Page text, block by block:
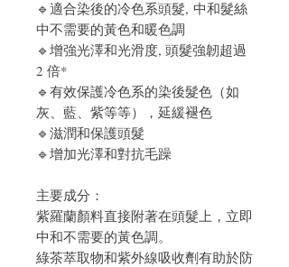
🔹適合染後的冷色系頭髮, 中和髮絲
中不需要的黃色和暖色調
🔹增強光澤和光滑度, 頭髮強韌超過
2 倍*
🔹有效保護冷色系的染後髮色（如
灰、藍、紫等等），延緩褪色
🔹滋潤和保護頭髮
🔹增加光澤和對抗毛躁
主要成分：
紫羅蘭顏料直接附著在頭髮上，立即
中和不需要的黃色調。
綠茶萃取物和紫外線吸收劑有助於防